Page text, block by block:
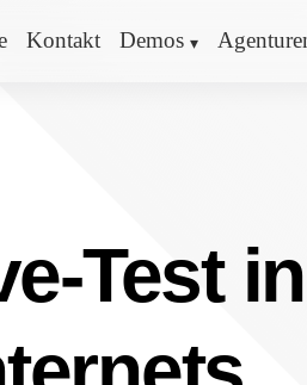
Kontakt Demos
Test in